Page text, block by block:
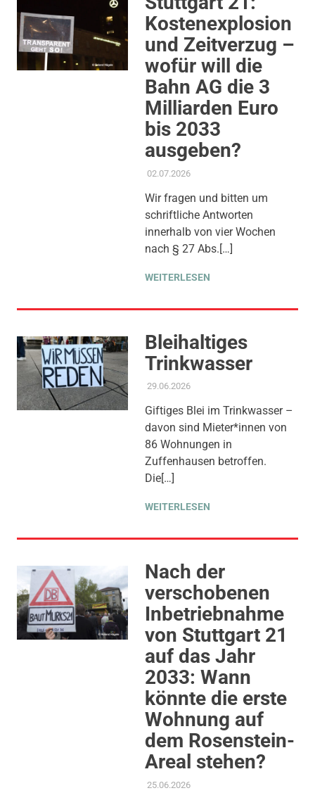
Kostenexplosion
und Zeitverzug –
wofür will die
Bahn AG die 3
Milliarden Euro
bis 2033
ausgeben?
02.07.2026ADMIN
AKTUELLES
GEMEINDERAT ,PROJEKT S 21
THEMEN
Wir fragen und bitten um
schriftliche Antworten
innerhalb von vier Wochen
nach § 27 Abs.[…]
WEITERLESEN
Bleihaltiges
Trinkwasser
29.06.2026ADMIN
AKTUELLES
WOHNEN
Giftiges Blei im Trinkwasser –
davon sind Mieter*innen von
86 Wohnungen in
Zuffenhausen betroffen.
Die[…]
WEITERLESEN
Nach der
verschobenen
Inbetriebnahme
von Stuttgart 21
auf das Jahr
2033: Wann
könnte die erste
Wohnung auf
dem Rosenstein-
Areal stehen?
25.06.2026ADMIN
AKTUELLES